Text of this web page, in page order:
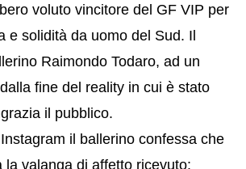
voluto vincitore del GF VIP per
e solidità da uomo del Sud. Il
Raimondo Todaro, ad un
fine del reality in cui è stato
il pubblico.
il ballerino confessa che
la valanga di affetto ricevuto: